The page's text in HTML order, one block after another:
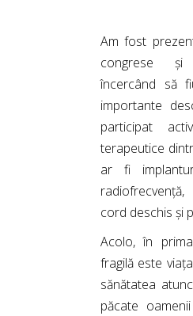
Am fost
congrese și
încercând să
importante
participat
terapeutice
ar fi
cord deschis și
Acolo, în
fragilă este
sănătatea
păcate